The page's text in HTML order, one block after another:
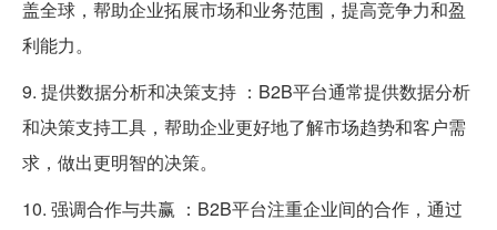
盖全球，帮助企业拓展市场和业务范围，提高竞争力和盈
利能力。
9. 提供数据分析和决策支持 ：B2B平台通常提供数据分析
和决策支持工具，帮助企业更好地了解市场趋势和客户需
求，做出更明智的决策。
10. 强调合作与共赢 ：B2B平台注重企业间的合作，通过